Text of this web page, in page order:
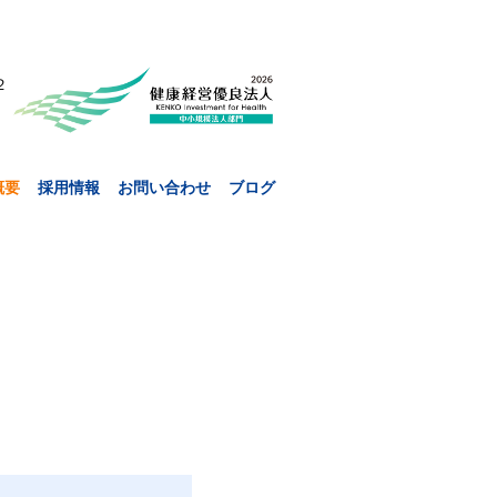
要 採用情報 お問い合わせ ブログ